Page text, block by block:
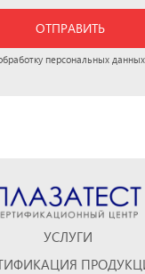
ОТПРАВИТЬ
персональных данных
УСЛУГИ